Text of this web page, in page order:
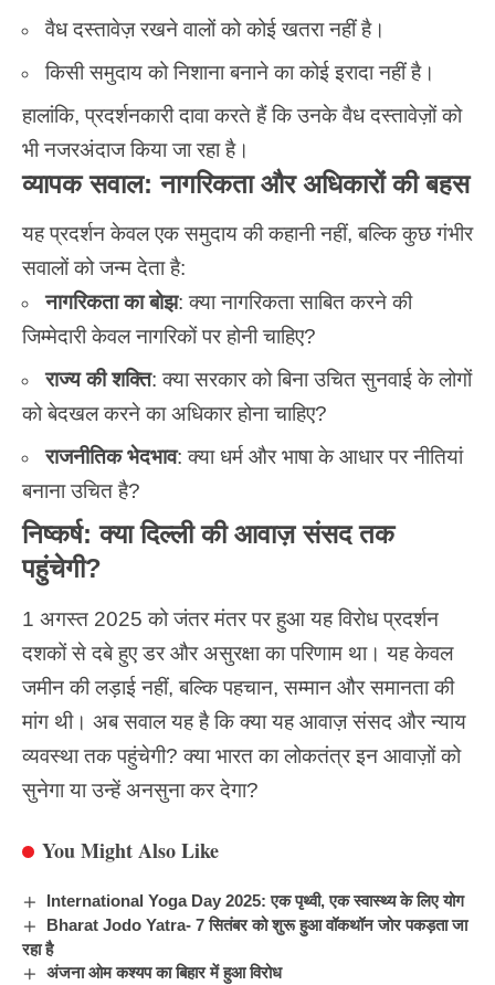
वैध दस्तावेज़ रखने वालों को कोई खतरा नहीं है।
किसी समुदाय को निशाना बनाने का कोई इरादा नहीं है।
हालांकि, प्रदर्शनकारी दावा करते हैं कि उनके वैध दस्तावेज़ों को
भी नजरअंदाज किया जा रहा है।
व्यापक सवाल: नागरिकता और अधिकारों की बहस
यह प्रदर्शन केवल एक समुदाय की कहानी नहीं, बल्कि कुछ गंभीर
सवालों को जन्म देता है:
नागरिकता का बोझ: क्या नागरिकता साबित करने की
जिम्मेदारी केवल नागरिकों पर होनी चाहिए?
राज्य की शक्ति: क्या सरकार को बिना उचित सुनवाई के लोगों
को बेदखल करने का अधिकार होना चाहिए?
राजनीतिक भेदभाव: क्या धर्म और भाषा के आधार पर नीतियां
बनाना उचित है?
निष्कर्ष: क्या दिल्ली की आवाज़ संसद तक
पहुंचेगी?
1 अगस्त 2025 को जंतर मंतर पर हुआ यह विरोध प्रदर्शन
दशकों से दबे हुए डर और असुरक्षा का परिणाम था। यह केवल
जमीन की लड़ाई नहीं, बल्कि पहचान, सम्मान और समानता की
मांग थी। अब सवाल यह है कि क्या यह आवाज़ संसद और न्याय
व्यवस्था तक पहुंचेगी? क्या भारत का लोकतंत्र इन आवाज़ों को
सुनेगा या उन्हें अनसुना कर देगा?
You Might Also Like
International Yoga Day 2025: एक पृथ्वी, एक स्वास्थ्य के लिए योग
Bharat Jodo Yatra- 7 सितंबर को शुरू हुआ वॉकथॉन जोर पकड़ता जा
रहा है
अंजना ओम कश्यप का बिहार में हुआ विरोध